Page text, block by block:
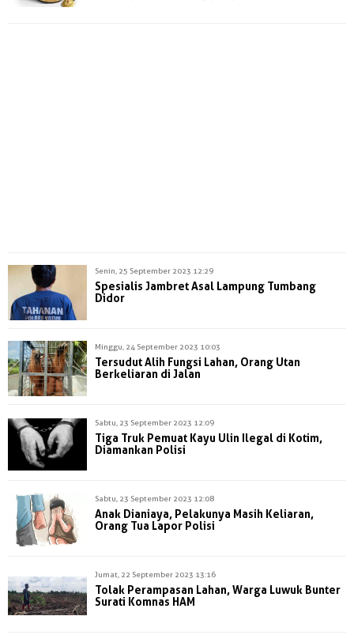
Senin, 25 September 2023 12:29
Spesialis Jambret Asal Lampung Tumbang
Didor
Minggu, 24 September 2023 10:03
Tersudut Alih Fungsi Lahan, Orang Utan
Berkeliaran di Jalan
Sabtu, 23 September 2023 12:09
Tiga Truk Pemuat Kayu Ulin Ilegal di Kotim,
Diamankan Polisi
Sabtu, 23 September 2023 12:08
Anak Dianiaya, Pelakunya Masih Keliaran,
Orang Tua Lapor Polisi
Jumat, 22 September 2023 13:16
Tolak Perampasan Lahan, Warga Luwuk Bunter
Surati Komnas HAM